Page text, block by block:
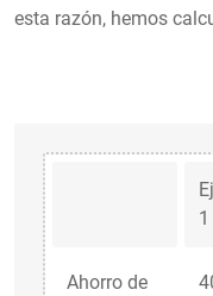
esta razón, hemos
1
Ahorro de